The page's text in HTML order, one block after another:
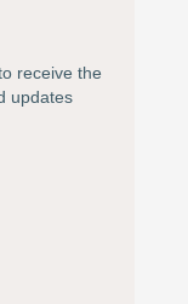
receive the
updates